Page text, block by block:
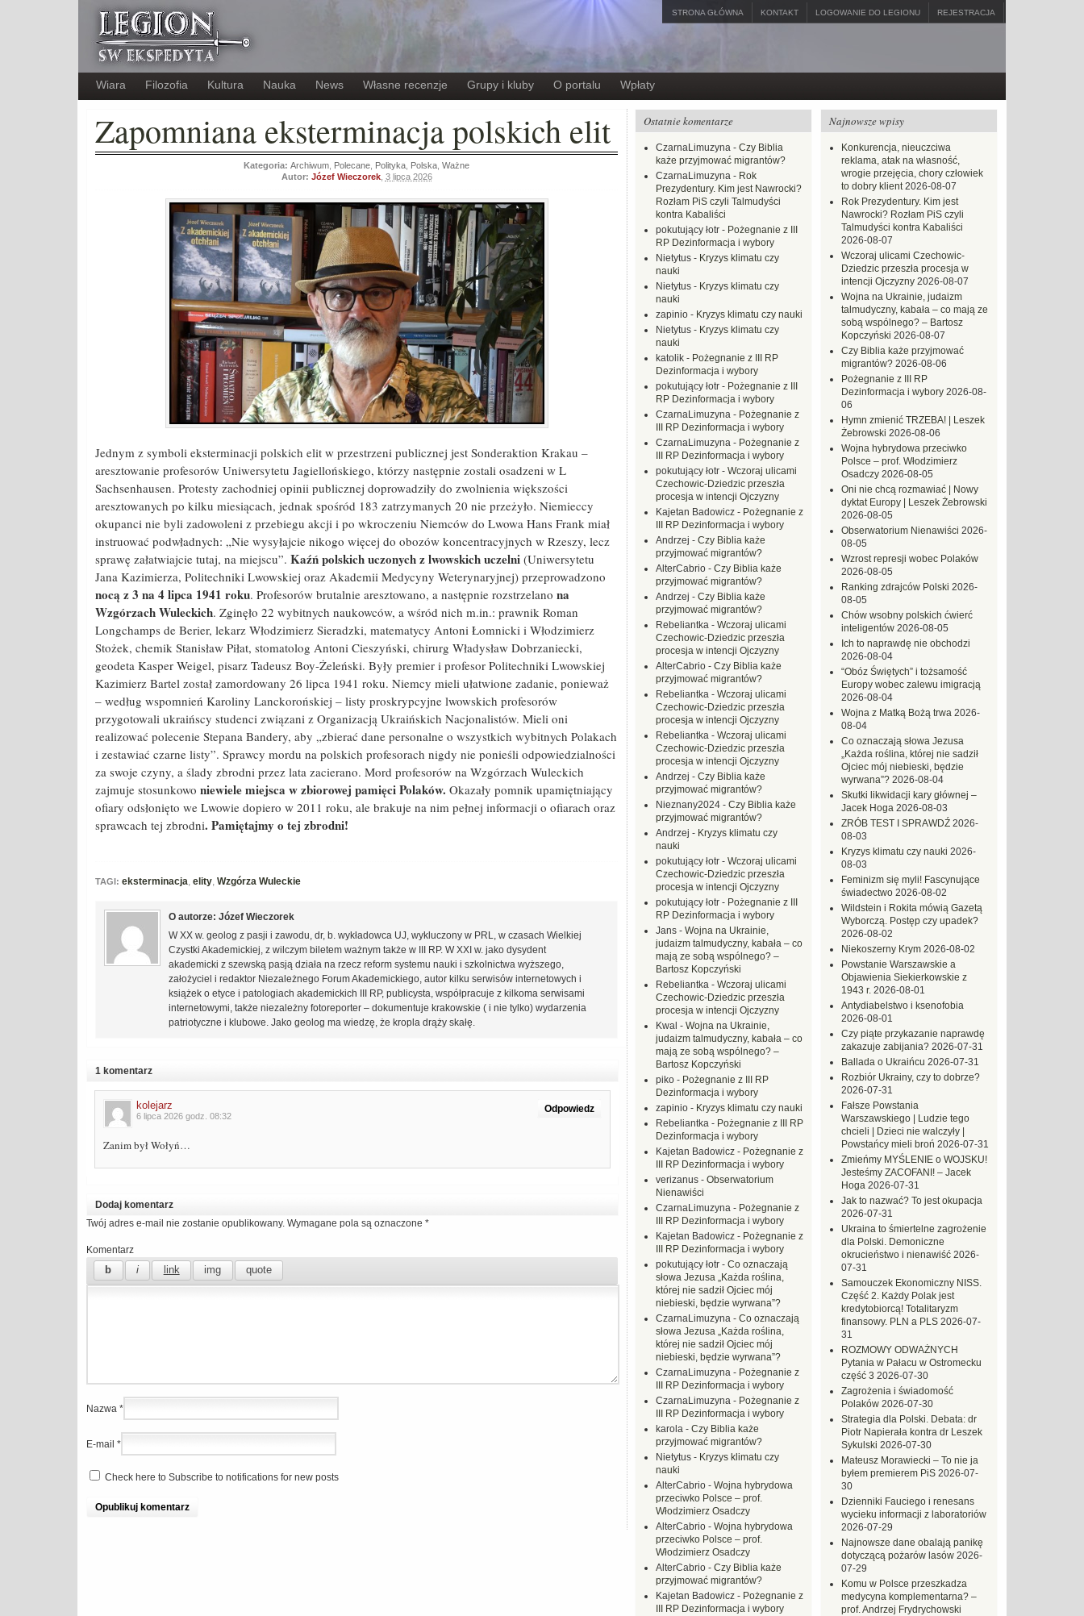
STRONA GŁÓWNA KONTAKT LOGOWANIE DO LEGIONU REJESTRACJA
Wiara Filozofia Kultura Nauka News Własne recenzje Grupy i kluby O portalu Wpłaty
Zapomniana eksterminacja polskich elit
Kategoria: Archiwum Polecane Polityka Polska Ważne
Autor: Józef Wieczorek, 3 lipca 2026
Jednym z symboli eksterminacji polskich elit w przestrzeni publicznej jest Sonderaktion Krakau –
aresztowanie profesorów Uniwersytetu Jagiellońskiego, którzy następnie zostali osadzeni w L
Sachsenhausen. Protesty zachodniej opinii publicznej doprowadziły do zwolnienia większości
aresztowanych po kilku miesiącach, jednak spośród 183 zatrzymanych 20 nie przeżyło. Niemieccy
okupanci nie byli zadowoleni z przebiegu akcji i po wkroczeniu Niemców do Lwowa Hans Frank miał
instruować podwładnych: „Nie wysyłajcie nikogo więcej do obozów koncentracyjnych w Rzeszy, lecz
sprawę załatwiajcie tutaj, na miejscu”. Kaźń polskich uczonych z lwowskich uczelni (Uniwersytetu
Jana Kazimierza, Politechniki Lwowskiej oraz Akademii Medycyny Weterynaryjnej) przeprowadzono
nocą z 3 na 4 lipca 1941 roku. Profesorów brutalnie aresztowano, a następnie rozstrzelano na
Wzgórzach Wuleckich. Zginęło 22 wybitnych naukowców, a wśród nich m.in.: prawnik Roman
Longchamps de Berier, lekarz Włodzimierz Sieradzki, matematycy Antoni Łomnicki i Włodzimierz
Stożek, chemik Stanisław Piłat, stomatolog Antoni Cieszyński, chirurg Władysław Dobrzaniecki,
geodeta Kasper Weigel, pisarz Tadeusz Boy-Żeleński. Były premier i profesor Politechniki Lwowskiej
Kazimierz Bartel został zamordowany 26 lipca 1941 roku. Niemcy mieli ułatwione zadanie, ponieważ
– według wspomnień Karoliny Lanckorońskiej – listy proskrypcyjne lwowskich profesorów
przygotowali ukraińscy studenci związani z Organizacją Ukraińskich Nacjonalistów. Mieli oni
realizować polecenie Stepana Bandery, aby „zbierać dane personalne o wszystkich wybitnych Polakach
i zestawiać czarne listy”. Sprawcy mordu na polskich profesorach nigdy nie ponieśli odpowiedzialności
za swoje czyny, a ślady zbrodni przez lata zacierano. Mord profesorów na Wzgórzach Wuleckich
zajmuje stosunkowo niewiele miejsca w zbiorowej pamięci Polaków. Okazały pomnik upamiętniający
ofiary odsłonięto we Lwowie dopiero w 2011 roku, ale brakuje na nim pełnej informacji o ofiarach oraz
sprawcach tej zbrodni. Pamiętajmy o tej zbrodni!
TAGI: eksterminacja elity Wzgórza Wuleckie
O autorze: Józef Wieczorek
W XX w. geolog z pasji i zawodu, dr, b. wykładowca UJ, wykluczony w PRL, w czasach Wielkiej
Czystki Akademickiej, z wilczym biletem ważnym także w III RP. W XXI w. jako dysydent
akademicki z szewską pasją działa na rzecz reform systemu nauki i szkolnictwa wyższego,
założyciel i redaktor Niezależnego Forum Akademickiego, autor kilku serwisów internetowych i
książek o etyce i patologiach akademickich III RP, publicysta, współpracuje z kilkoma serwisami
internetowymi, także niezależny fotoreporter – dokumentuje krakowskie ( i nie tylko) wydarzenia
patriotyczne i klubowe. Jako geolog ma wiedzę, że kropla drąży skałę.
1 komentarz
Odpowiedz
kolejarz
6 lipca 2026 godz. 08:32
Zanim był Wołyń…
Dodaj komentarz
Twój adres e-mail nie zostanie opublikowany. Wymagane pola są oznaczone *
Komentarz
Nazwa *
E-mail *
Check here to Subscribe to notifications for new posts
Najnowsze wpisy
Konkurencja, nieuczciwa
reklama, atak na własność,
wrogie przejęcia, chory człowiek
to dobry klient 2026-08-07
Rok Prezydentury. Kim jest
Nawrocki? Rozłam PiS czyli
Talmudyści kontra Kabaliści
2026-08-07
Wczoraj ulicami Czechowic-
Dziedzic przeszła procesja w
intencji Ojczyzny 2026-08-07
Wojna na Ukrainie, judaizm
talmudyczny, kabała – co mają ze
sobą wspólnego? – Bartosz
Kopczyński 2026-08-07
Czy Biblia każe przyjmować
migrantów? 2026-08-06
Pożegnanie z III RP
Dezinformacja i wybory 2026-08-
06
Hymn zmienić TRZEBA! | Leszek
Żebrowski 2026-08-06
Wojna hybrydowa przeciwko
Polsce – prof. Włodzimierz
Osadczy 2026-08-05
Oni nie chcą rozmawiać | Nowy
dyktat Europy | Leszek Żebrowski
2026-08-05
Obserwatorium Nienawiści 2026-
08-05
Wzrost represji wobec Polaków
2026-08-05
Ranking zdrajców Polski 2026-
08-05
Chów wsobny polskich ćwierć
inteligentów 2026-08-05
Ich to naprawdę nie obchodzi
2026-08-04
“Obóz Świętych” i tożsamość
Europy wobec zalewu imigracją
2026-08-04
Wojna z Matką Bożą trwa 2026-
08-04
Co oznaczają słowa Jezusa
„Każda roślina, której nie sadził
Ojciec mój niebieski, będzie
wyrwana”? 2026-08-04
Skutki likwidacji kary głównej –
Jacek Hoga 2026-08-03
ZRÓB TEST I SPRAWDŹ 2026-
08-03
Kryzys klimatu czy nauki 2026-
08-03
Feminizm się myli! Fascynujące
świadectwo 2026-08-02
Wildstein i Rokita mówią Gazetą
Wyborczą. Postęp czy upadek?
2026-08-02
Niekoszerny Krym 2026-08-02
Powstanie Warszawskie a
Objawienia Siekierkowskie z
1943 r. 2026-08-01
Antydiabelstwo i ksenofobia
2026-08-01
Czy piąte przykazanie naprawdę
zakazuje zabijania? 2026-07-31
Ballada o Ukraińcu 2026-07-31
Rozbiór Ukrainy, czy to dobrze?
2026-07-31
Fałsze Powstania
Warszawskiego | Ludzie tego
chcieli | Dzieci nie walczyły |
Powstańcy mieli broń 2026-07-31
Zmieńmy MYŚLENIE o WOJSKU!
Jesteśmy ZACOFANI! – Jacek
Hoga 2026-07-31
Jak to nazwać? To jest okupacja
2026-07-31
Ukraina to śmiertelne zagrożenie
dla Polski. Demoniczne
okrucieństwo i nienawiść 2026-
07-31
Samouczek Ekonomiczny NISS.
Część 2. Każdy Polak jest
kredytobiorcą! Totalitaryzm
finansowy. PLN a PLS 2026-07-
31
ROZMOWY ODWAŻNYCH
Pytania w Pałacu w Ostromecku
część 3 2026-07-30
Zagrożenia i świadomość
Polaków 2026-07-30
Strategia dla Polski. Debata: dr
Piotr Napierała kontra dr Leszek
Sykulski 2026-07-30
Mateusz Morawiecki – To nie ja
byłem premierem PiS 2026-07-
30
Dzienniki Fauciego i renesans
wycieku informacji z laboratoriów
2026-07-29
Najnowsze dane obalają panikę
dotyczącą pożarów lasów 2026-
07-29
Komu w Polsce przeszkadza
medycyna komplementarna? –
prof. Andrzej Frydrychowski
Ostatnie komentarze
CzarnaLimuzyna - Czy Biblia
każe przyjmować migrantów?
CzarnaLimuzyna - Rok
Prezydentury. Kim jest Nawrocki?
Rozłam PiS czyli Talmudyści
kontra Kabaliści
pokutujący łotr - Pożegnanie z III
RP Dezinformacja i wybory
Nietytus - Kryzys klimatu czy
nauki
Nietytus - Kryzys klimatu czy
nauki
zapinio - Kryzys klimatu czy nauki
Nietytus - Kryzys klimatu czy
nauki
katolik - Pożegnanie z III RP
Dezinformacja i wybory
pokutujący łotr - Pożegnanie z III
RP Dezinformacja i wybory
CzarnaLimuzyna - Pożegnanie z
III RP Dezinformacja i wybory
CzarnaLimuzyna - Pożegnanie z
III RP Dezinformacja i wybory
pokutujący łotr - Wczoraj ulicami
Czechowic-Dziedzic przeszła
procesja w intencji Ojczyzny
Kajetan Badowicz - Pożegnanie z
III RP Dezinformacja i wybory
Andrzej - Czy Biblia każe
przyjmować migrantów?
AlterCabrio - Czy Biblia każe
przyjmować migrantów?
Andrzej - Czy Biblia każe
przyjmować migrantów?
Rebeliantka - Wczoraj ulicami
Czechowic-Dziedzic przeszła
procesja w intencji Ojczyzny
AlterCabrio - Czy Biblia każe
przyjmować migrantów?
Rebeliantka - Wczoraj ulicami
Czechowic-Dziedzic przeszła
procesja w intencji Ojczyzny
Rebeliantka - Wczoraj ulicami
Czechowic-Dziedzic przeszła
procesja w intencji Ojczyzny
Andrzej - Czy Biblia każe
przyjmować migrantów?
Nieznany2024 - Czy Biblia każe
przyjmować migrantów?
Andrzej - Kryzys klimatu czy
nauki
pokutujący łotr - Wczoraj ulicami
Czechowic-Dziedzic przeszła
procesja w intencji Ojczyzny
pokutujący łotr - Pożegnanie z III
RP Dezinformacja i wybory
Jans - Wojna na Ukrainie,
judaizm talmudyczny, kabała – co
mają ze sobą wspólnego? –
Bartosz Kopczyński
Rebeliantka - Wczoraj ulicami
Czechowic-Dziedzic przeszła
procesja w intencji Ojczyzny
Kwal - Wojna na Ukrainie,
judaizm talmudyczny, kabała – co
mają ze sobą wspólnego? –
Bartosz Kopczyński
piko - Pożegnanie z III RP
Dezinformacja i wybory
zapinio - Kryzys klimatu czy nauki
Rebeliantka - Pożegnanie z III RP
Dezinformacja i wybory
Kajetan Badowicz - Pożegnanie z
III RP Dezinformacja i wybory
verizanus - Obserwatorium
Nienawiści
CzarnaLimuzyna - Pożegnanie z
III RP Dezinformacja i wybory
Kajetan Badowicz - Pożegnanie z
III RP Dezinformacja i wybory
pokutujący łotr - Co oznaczają
słowa Jezusa „Każda roślina,
której nie sadził Ojciec mój
niebieski, będzie wyrwana”?
CzarnaLimuzyna - Co oznaczają
słowa Jezusa „Każda roślina,
której nie sadził Ojciec mój
niebieski, będzie wyrwana”?
CzarnaLimuzyna - Pożegnanie z
III RP Dezinformacja i wybory
CzarnaLimuzyna - Pożegnanie z
III RP Dezinformacja i wybory
karola - Czy Biblia każe
przyjmować migrantów?
Nietytus - Kryzys klimatu czy
nauki
AlterCabrio - Wojna hybrydowa
przeciwko Polsce – prof.
Włodzimierz Osadczy
AlterCabrio - Wojna hybrydowa
przeciwko Polsce – prof.
Włodzimierz Osadczy
AlterCabrio - Czy Biblia każe
przyjmować migrantów?
Kajetan Badowicz - Pożegnanie z
III RP Dezinformacja i wybory